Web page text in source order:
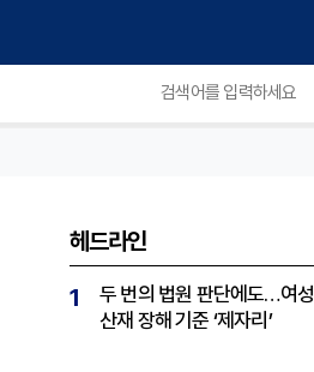
헤드라인
1
두 번의 법원 판단에도…여성
산재 장해 기준 ‘제자리’